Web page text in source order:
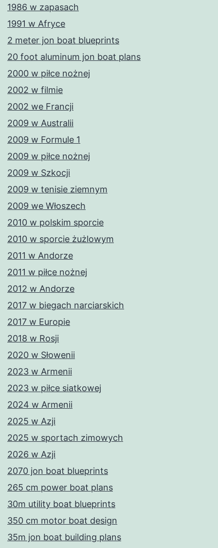
1986 w zapasach
1991 w Afryce
2 meter jon boat blueprints
20 foot aluminum jon boat plans
2000 w piłce nożnej
2002 w filmie
2002 we Francji
2009 w Australii
2009 w Formule 1
2009 w piłce nożnej
2009 w Szkocji
2009 w tenisie ziemnym
2009 we Włoszech
2010 w polskim sporcie
2010 w sporcie żużlowym
2011 w Andorze
2011 w piłce nożnej
2012 w Andorze
2017 w biegach narciarskich
2017 w Europie
2018 w Rosji
2020 w Słowenii
2023 w Armenii
2023 w piłce siatkowej
2024 w Armenii
2025 w Azji
2025 w sportach zimowych
2026 w Azji
2070 jon boat blueprints
265 cm power boat plans
30m utility boat blueprints
350 cm motor boat design
35m jon boat building plans